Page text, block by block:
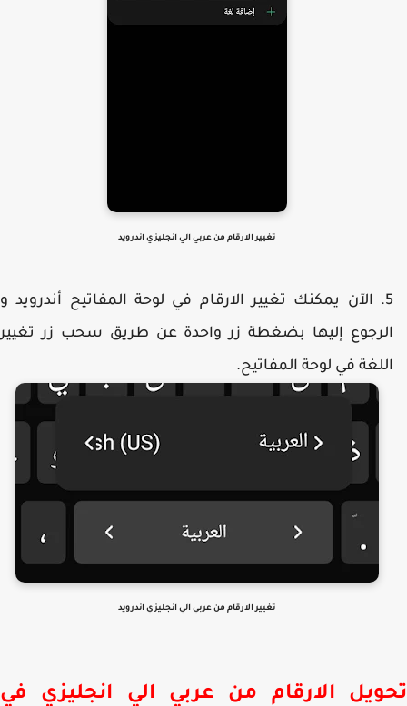
تغيير الارقام من عربي الي انجليزي اندرويد
الآن يمكنك تغيير الارقام في لوحة المفاتيح أندرويد و
إليها بضغطة زر واحدة عن طريق سحب زر تغيير
في لوحة المفاتيح.
تغيير الارقام من عربي الي انجليزي اندرويد
الارقام من عربي الي انجليزي في